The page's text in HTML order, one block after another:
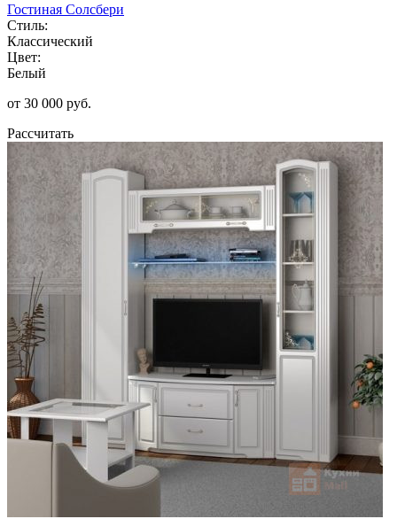
Гостиная Солсбери
Стиль:
Классический
Цвет:
Белый
от 30 000 руб.
Рассчитать